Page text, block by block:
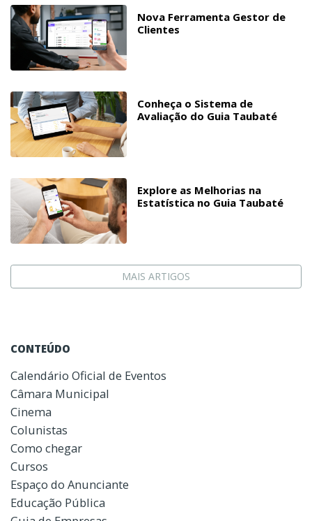
Nova Ferramenta Gestor de
Clientes
Conheça o Sistema de
Avaliação do Guia Taubaté
Explore as Melhorias na
Estatística no Guia Taubaté
MAIS ARTIGOS
CONTEÚDO
Calendário Oficial de Eventos
Câmara Municipal
Cinema
Colunistas
Como chegar
Cursos
Espaço do Anunciante
Educação Pública